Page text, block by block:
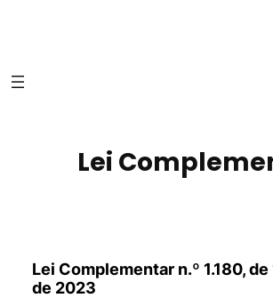
Lei
Lei Complementar n.º 1.180,
de 2023